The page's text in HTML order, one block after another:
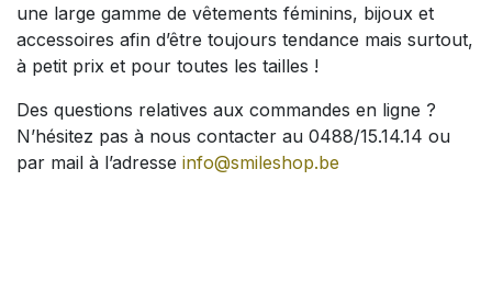
une large gamme de vêtements féminins, bijoux et
accessoires afin d’être toujours tendance mais surtout,
à petit prix et pour toutes les tailles !
Des questions relatives aux commandes en ligne ?
N’hésitez pas à nous contacter au 0488/15.14.14 ou
par mail à l’adresse info@smileshop.be